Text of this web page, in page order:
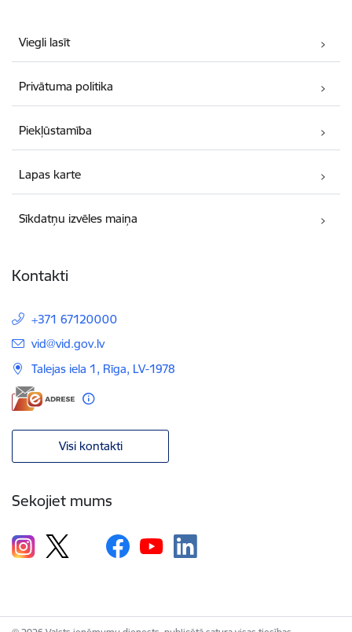
Viegli lasīt
Privātuma politika
Piekļūstamība
Lapas karte
Sīkdatņu izvēles maiņa
Kontakti
+371 67120000
E-pasts:
vid@vid.gov.lv
Talejas iela 1, Rīga, LV-1978
Visi kontakti
Sekojiet mums